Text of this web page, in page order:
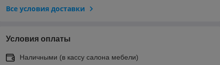
Все условия доставки
Условия оплаты
Наличными (в кассу салона мебели)